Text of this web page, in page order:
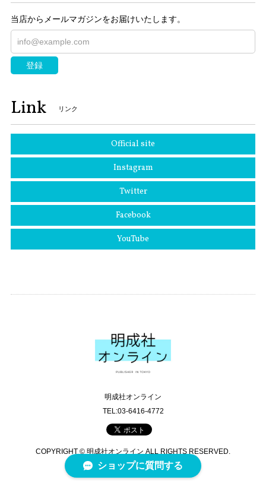
当店からメールマガジンをお届けいたします。
登録
Link リンク
Official site
Instagram
Twitter
Facebook
YouTube
明成社オンライン
TEL:03-6416-4772
COPYRIGHT © 明成社オンライン ALL RIGHTS RESERVED.
ショップに質問する